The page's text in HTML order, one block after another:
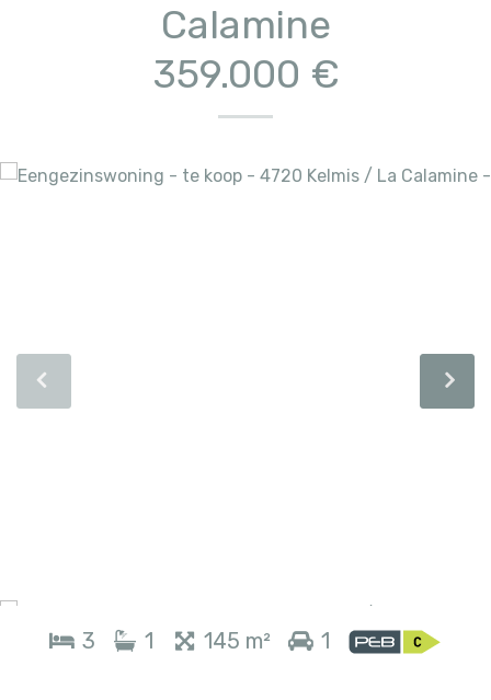
Calamine
359.000 €
3 1 145 m² 1